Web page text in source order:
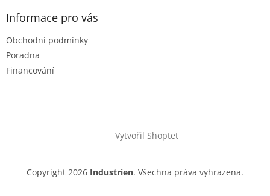
Informace pro vás
Obchodní podmínky
Poradna
Financování
Vytvořil Shoptet
Copyright 2026 Industrien. Všechna práva vyhrazena.